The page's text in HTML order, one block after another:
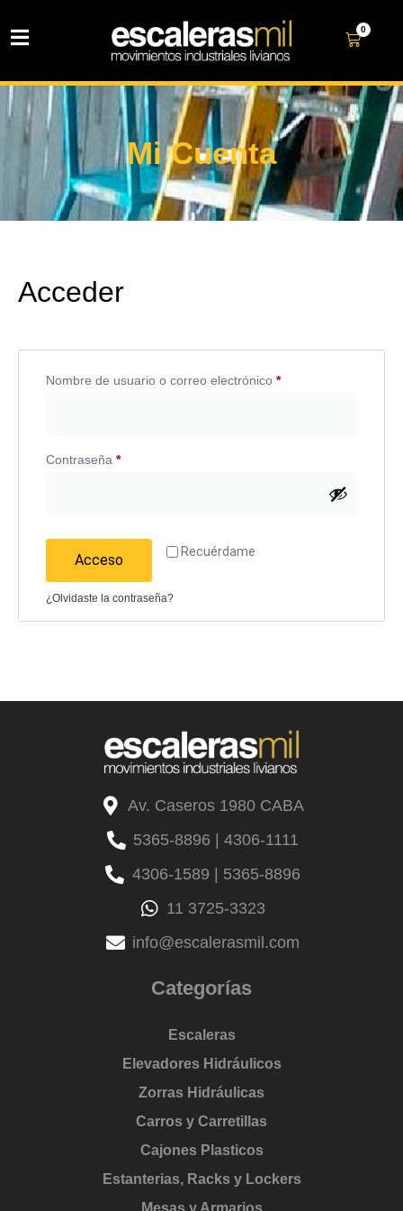
0
Mi Cuenta
Acceder
Nombre de usuario o correo electrónico *
Contraseña *
Recuérdame
Acceso
¿Olvidaste la contraseña?
Av. Caseros 1980 CABA
5365-8896 | 4306-1111
4306-1589 | 5365-8896
11 3725-3323
info@escalerasmil.com
Categorías
Escaleras
Elevadores Hidráulicos
Zorras Hidráulicas
Carros y Carretillas
Cajones Plasticos
Estanterias, Racks y Lockers